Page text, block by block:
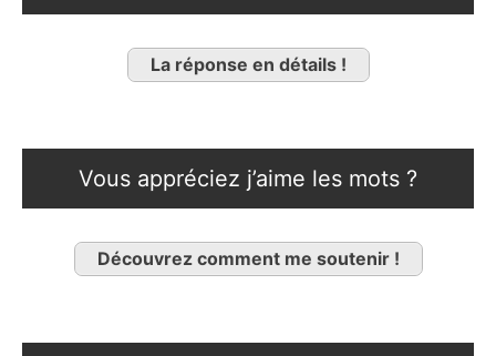
La réponse en détails !
Vous appréciez j’aime les mots ?
Découvrez comment me soutenir !